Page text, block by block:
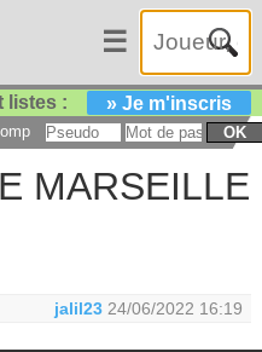
☰
listes : » Je m'inscris
: OK
MARSEILLE
jalil23 24/06/2022 16:19